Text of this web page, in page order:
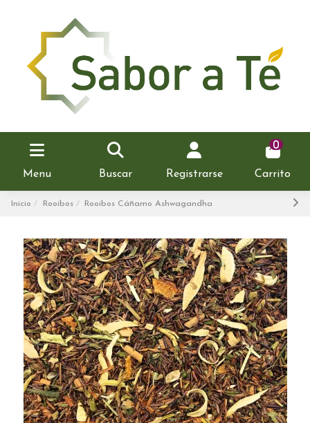
Menu Buscar Registrarse
0
Carrito
Inicio Rooibos Rooibos Cáñamo Ashwagandha